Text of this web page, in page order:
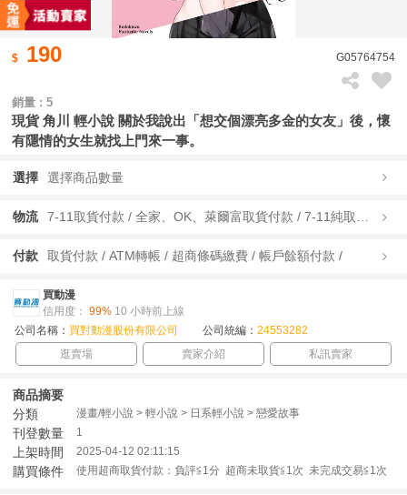
190 G05764754
銷量 : 5
現貨 角川 輕小說 關於我說出「想交個漂亮多金的女友」後，懷
有隱情的女生就找上門來一事。
選擇 選擇商品數量
物流
付款 取貨付款 / ATM轉帳 / 超商條碼繳費 / 帳戶餘額付款 /
買動漫
信用度： 99% 10 小時前上線
公司名稱： 買對動漫股份有限公司 公司統編： 24553282
逛賣場
賣家介紹 私訊賣家
商品摘要
分類
漫畫/輕小說 > 輕小說 > 日系輕小說 > 戀愛故事
刊登數量 1
上架時間 2025-04-12 02:11:15
購買條件 使用超商取貨付款：負評≦1分 超商未取貨≦1次 未完成交易≦1次